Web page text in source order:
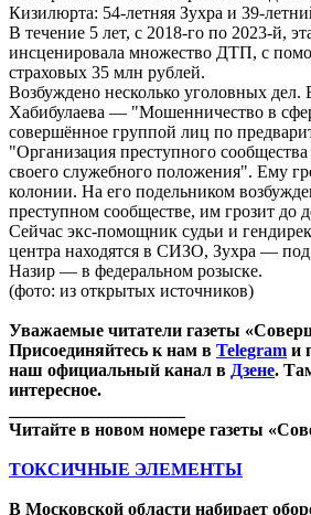
Кизилюрта: 54-летняя Зухра и 39-
В течение 5 лет, с 2018-го по 2023-й,
инсценировала множество ДТП, с
страховых 35 млн рублей.
Возбуждено несколько уголовных
Хабибулаева — "Мошенничество в
совершённое группой лиц по
"Организация преступного
своего служебного положения". Ему
колонии. На его подельником
преступном сообществе, им грозит до
Сейчас экс-помощник судьи и
центра находятся в СИЗО, Зухра —
Назир — в федеральном розыске.
(фото: из открытых источников)
Уважаемые читатели газеты
Присоединяйтесь к нам в Telegram и
наш официальный канал в Дзене.
интересное.
Читайте в новом номере газеты
ТОКСИЧНЫЕ ЭЛЕМЕНТЫ
В Московской области набирает